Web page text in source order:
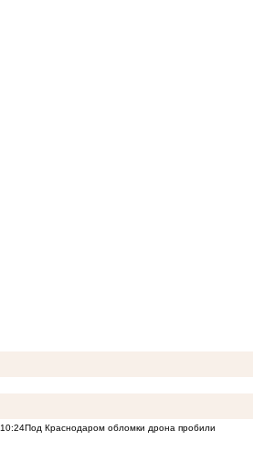
10:24Под Краснодаром обломки дрона пробили